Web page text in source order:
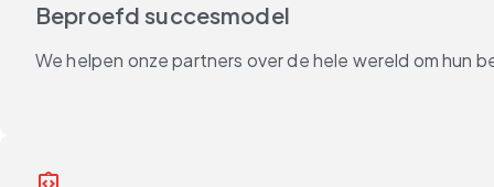
Beproefd succesmodel
We helpen onze partners over de hele wereld om hun